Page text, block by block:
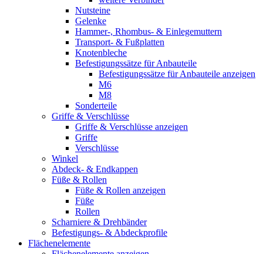
Nutsteine
Gelenke
Hammer-, Rhombus- & Einlegemuttern
Transport- & Fußplatten
Knotenbleche
Befestigungssätze für Anbauteile
Befestigungssätze für Anbauteile anzeigen
M6
M8
Sonderteile
Griffe & Verschlüsse
Griffe & Verschlüsse anzeigen
Griffe
Verschlüsse
Winkel
Abdeck- & Endkappen
Füße & Rollen
Füße & Rollen anzeigen
Füße
Rollen
Scharniere & Drehbänder
Befestigungs- & Abdeckprofile
Flächenelemente